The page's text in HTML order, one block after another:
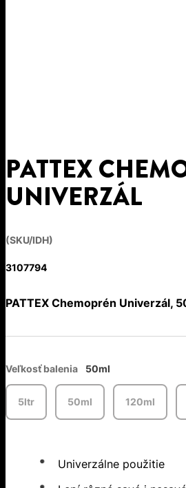
PATTEX
UNIVERZÁL
(SKU/IDH)
3107794
PATTEX Chemoprén Univerzál,
Veľkosť balenia 50ml
5ltr 50ml 120ml
Univerzálne použitie